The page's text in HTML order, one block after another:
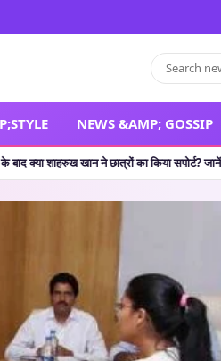
NEWS &AMP; GOSSIP
छात्रों का किया सपोर्ट? जानें वायरल पोस्ट की